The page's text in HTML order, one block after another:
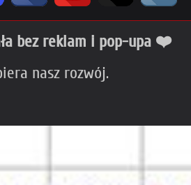
bez reklam i pop-upa ❤️
nasz rozwój.